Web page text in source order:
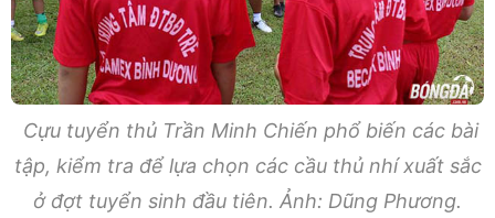
Cựu tuyển thủ Trần Minh Chiến phổ biến các bài
tập, kiểm tra để lựa chọn các cầu thủ nhí xuất sắc
ở đợt tuyển sinh đầu tiên. Ảnh: Dũng Phương.